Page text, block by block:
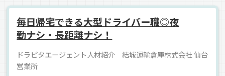
毎日帰宅できる大型ドライバー職◎夜
勤ナシ・長距離ナシ！
ドラピタエージェント人材紹介 結城運輸倉庫株式会社 仙台
営業所